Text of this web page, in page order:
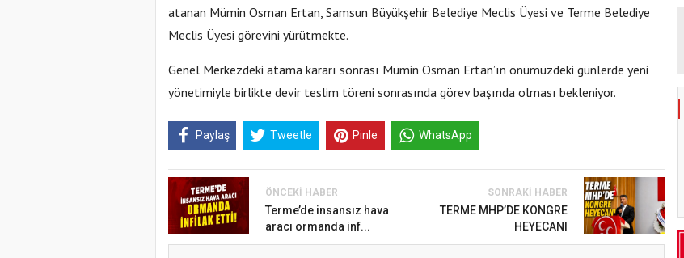
atanan Mümin Osman Ertan, Samsun Büyükşehir Belediye Meclis Üyesi ve Terme Belediye
Meclis Üyesi görevini yürütmekte.
Genel Merkezdeki atama kararı sonrası Mümin Osman Ertan’ın önümüzdeki günlerde yeni
yönetimiyle birlikte devir teslim töreni sonrasında görev başında olması bekleniyor.
Paylaş Tweetle Pinle WhatsApp
ÖNCEKI HABER
Terme’de insansız hava
aracı ormanda inf...
SONRAKI HABER
TERME MHP’DE KONGRE
HEYECANI